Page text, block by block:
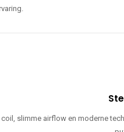
slimme airflow en moderne